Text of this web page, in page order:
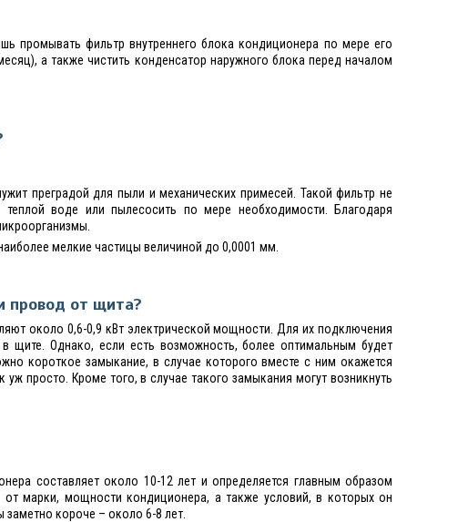
промывать фильтр внутреннего блока кондиционера по мере его
а также чистить конденсатор наружного блока перед началом
преградой для пыли и механических примесей. Такой фильтр не
воде или пылесосить по мере необходимости. Благодаря
мелкие частицы величиной до 0,0001 мм.
провод от щита?
около 0,6-0,9 кВт электрической мощности. Для их подключения
щите. Однако, если есть возможность, более оптимальным будет
короткое замыкание, в случае которого вместе с ним окажется
просто. Кроме того, в случае такого замыкания могут возникнуть
составляет около 10-12 лет и определяется главным образом
марки, мощности кондиционера, а также условий, в которых он
заметно короче – около 6-8 лет.